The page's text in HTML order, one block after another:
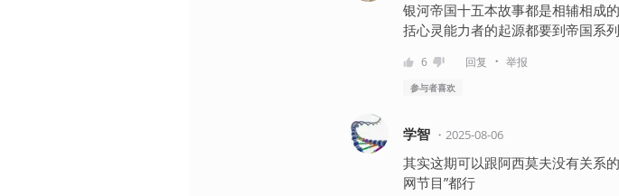
银河帝国十五本故事都是相辅相成
括心灵能力者的起源都要到帝国系
6 回复 ・ 举报
参与者喜欢
学智 ・ 2025-08-06
其实这期可以跟阿西莫夫没有关系
网节目”都行